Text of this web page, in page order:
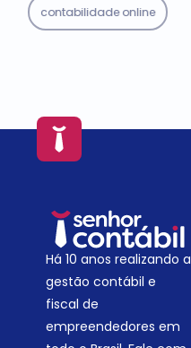
contabilidade online
Há 10 anos realizando a
gestão contábil e
fiscal de
empreendedores em